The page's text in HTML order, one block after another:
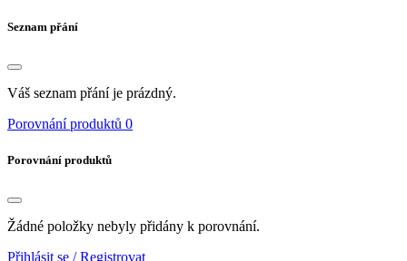
Seznam přání
Váš seznam přání je prázdný.
Porovnání produktů 0
Porovnání produktů
Žádné položky nebyly přidány k porovnání.
Přihlásit se / Registrovat